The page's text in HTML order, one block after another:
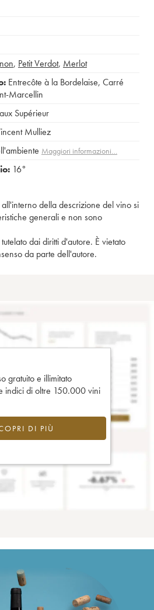
, Petit Verdot, Merlot
Entrecôte à la Bordelaise, Carré
Marcellin
Supérieur
Mulliez
Maggiori informazioni…
16°
della descrizione del vino si
generali e non sono
dai diritti d'autore. È vietato
da parte dell'autore.
gratuito e illimitato
indici di oltre 150.000 vini
DI PIÙ